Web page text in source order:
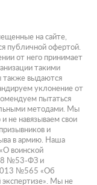
на сайте,
публичной офертой.
от него принимает
такими
также выдаются
уклонение от
пытаться
методами. Мы
не навязываем свои
и
в армию. Наша
воинской
№53-ФЗ и
№565 «Об
Мы не